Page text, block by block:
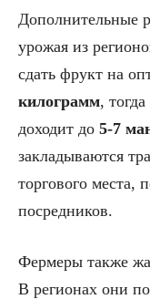
Дополнительные
урожая из
сдать фрукт на
килограмм,
доходит до 5-7
закладываются
торгового места,
посредников.
Фермеры также
В регионах они